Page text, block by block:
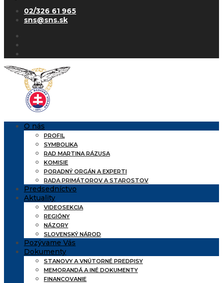
02/326 61 965
sns@sns.sk
O nás
PROFIL
SYMBOLIKA
RAD MARTINA RÁZUSA
KOMISIE
PORADNÝ ORGÁN A EXPERTI
RADA PRIMÁTOROV A STAROSTOV
Predsedníctvo
Aktuality
VIDEOSEKCIA
REGIÓNY
NÁZORY
SLOVENSKÝ NÁROD
Pozývame Vás
Dokumenty
STANOVY A VNÚTORNÉ PREDPISY
MEMORANDÁ A INÉ DOKUMENTY
FINANCOVANIE